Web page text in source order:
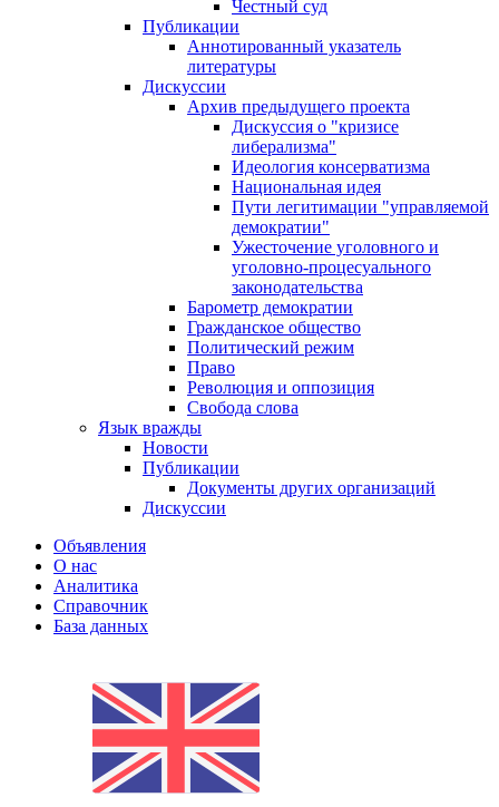
Честный суд
Публикации
Аннотированный указатель
литературы
Дискуссии
Архив предыдущего проекта
Дискуссия о "кризисе
либерализма"
Идеология консерватизма
Национальная идея
Пути легитимации "управляемой
демократии"
Ужесточение уголовного и
уголовно-процесуального
законодательства
Барометр демократии
Гражданское общество
Политический режим
Право
Революция и оппозиция
Свобода слова
Язык вражды
Новости
Публикации
Документы других организаций
Дискуссии
Объявления
О нас
Аналитика
Справочник
База данных